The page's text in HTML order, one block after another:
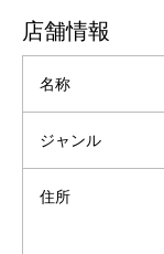
店舗情報
名称
ジャンル
住所